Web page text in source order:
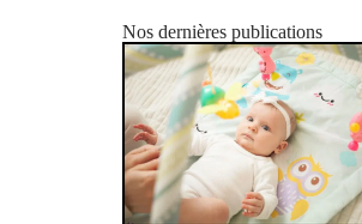
Nos dernières publications